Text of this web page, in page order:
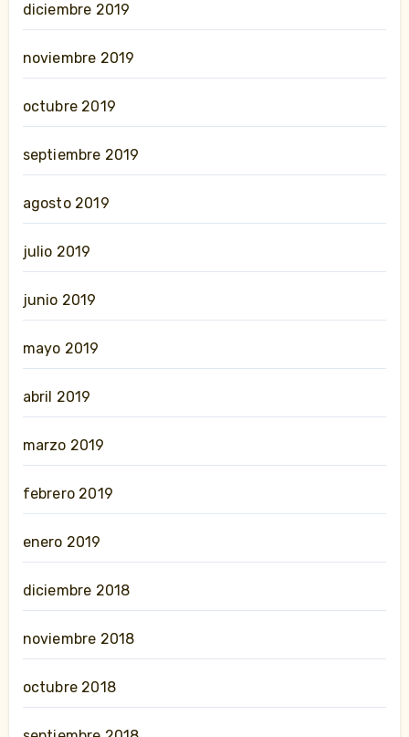
diciembre 2019
noviembre 2019
octubre 2019
septiembre 2019
agosto 2019
julio 2019
junio 2019
mayo 2019
abril 2019
marzo 2019
febrero 2019
enero 2019
diciembre 2018
noviembre 2018
octubre 2018